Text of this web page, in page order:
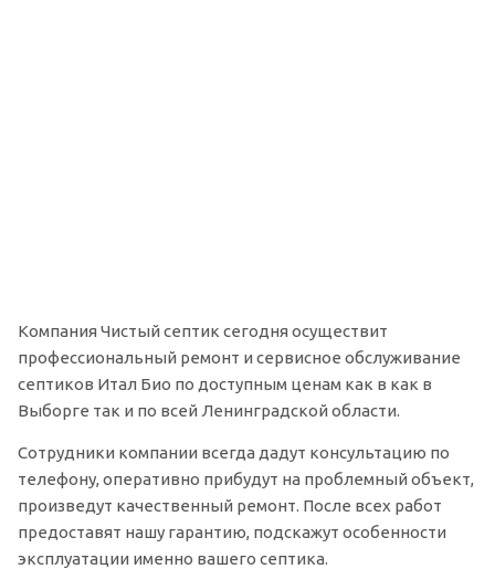
Компания Чистый септик сегодня осуществит
профессиональный ремонт и сервисное обслуживание
септиков Итал Био по доступным ценам как в как в
Выборге так и по всей Ленинградской области.
Сотрудники компании всегда дадут консультацию по
телефону, оперативно прибудут на проблемный объект,
произведут качественный ремонт. После всех работ
предоставят нашу гарантию, подскажут особенности
эксплуатации именно вашего септика.